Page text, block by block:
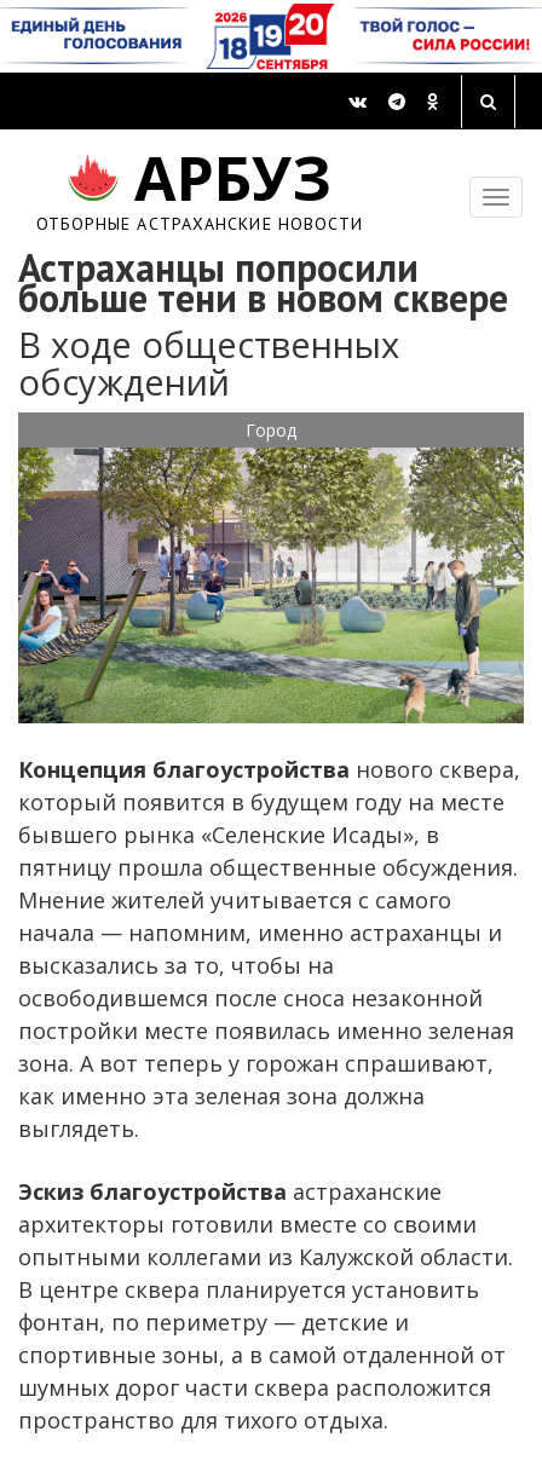
АРБУЗ
ОТБОРНЫЕ АСТРАХАНСКИЕ НОВОСТИ
Астраханцы попросили
больше тени в новом сквере
В ходе общественных
обсуждений
Город
Концепция благоустройства нового сквера,
который появится в будущем году на месте
бывшего рынка «Селенские Исады», в
пятницу прошла общественные обсуждения.
Мнение жителей учитывается с самого
начала — напомним, именно астраханцы и
высказались за то, чтобы на
освободившемся после сноса незаконной
постройки месте появилась именно зеленая
зона. А вот теперь у горожан спрашивают,
как именно эта зеленая зона должна
выглядеть.
Эскиз благоустройства астраханские
архитекторы готовили вместе со своими
опытными коллегами из Калужской области.
В центре сквера планируется установить
фонтан, по периметру — детские и
спортивные зоны, а в самой отдаленной от
шумных дорог части сквера расположится
пространство для тихого отдыха.